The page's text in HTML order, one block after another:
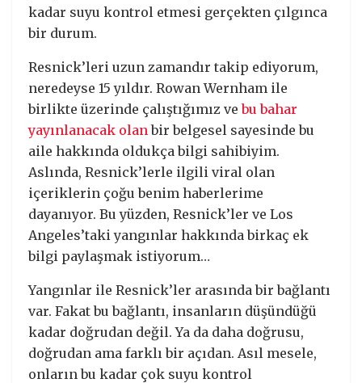
kadar suyu kontrol etmesi gerçekten çılgınca
bir durum.
Resnick’leri uzun zamandır takip ediyorum,
neredeyse 15 yıldır. Rowan Wernham ile
birlikte üzerinde çalıştığımız vebu bahar
yayınlanacak olan bir belgesel sayesinde bu
aile hakkında oldukça bilgi sahibiyim.
Aslında, Resnick’lerle ilgili viral olan
içeriklerin çoğu benim haberlerime
dayanıyor. Bu yüzden, Resnick’ler ve Los
Angeles’taki yangınlar hakkında birkaç ek
bilgi paylaşmak istiyorum…
Yangınlar ile Resnick’ler arasında bir bağlantı
var. Fakat bu bağlantı, insanların düşündüğü
kadar doğrudan değil. Ya da daha doğrusu,
doğrudan ama farklı bir açıdan. Asıl mesele,
onların bu kadar çok suyu kontrol